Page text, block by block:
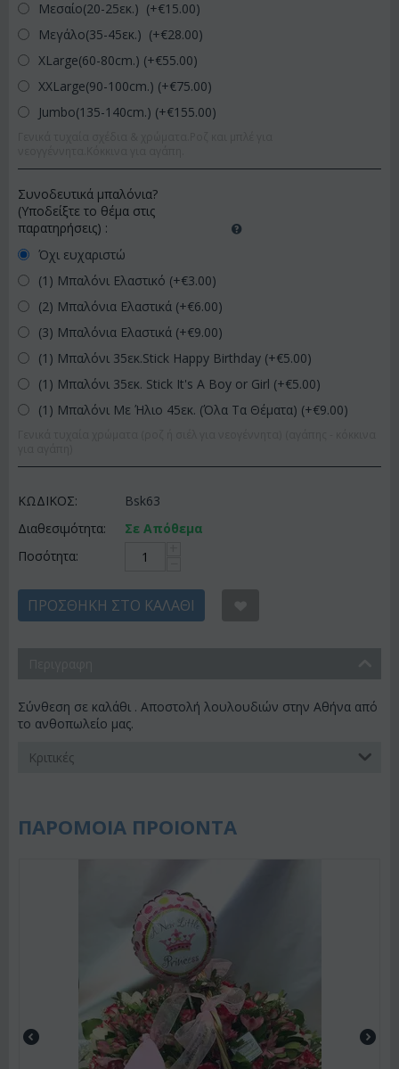
Μεσαίο(20-25εκ.) (+€15.00)
Μεγάλο(35-45εκ.) (+€28.00)
XLarge(60-80cm.) (+€55.00)
XXLarge(90-100cm.) (+€75.00)
Jumbo(135-140cm.) (+€155.00)
Συνοδευτικά μπαλόνια?
(Υποδείξτε το θέμα στις
παρατηρήσεις) :
Όχι ευχαριστώ
(1) Μπαλόνι Ελαστικό (+€3.00)
(2) Μπαλόνια Ελαστικά (+€6.00)
(3) Μπαλόνια Ελαστικά (+€9.00)
(1) Μπαλόνι 35εκ.Stick Happy Birthday (+€5.00)
(1) Μπαλόνι 35εκ. Stick It's A Boy or Girl (+€5.00)
(1) Μπαλόνι Με Ήλιο 45εκ. (Όλα Τα Θέματα) (+€9.00)
ΚΩΔΙΚΟΣ:
Bsk63
Διαθεσιμότητα:
Σε Απόθεμα
Ποσότητα:
ΠΡΟΣΘΉΚΗ ΣΤΟ ΚΑΛΆΘΙ
Σύνθεση σε καλάθι . Αποστολή λουλουδιών στην Αθήνα από
το ανθοπωλείο μας.
Κριτικές
ΠΑΡΟΜΟΙΑ ΠΡΟΙΟΝΤΑ